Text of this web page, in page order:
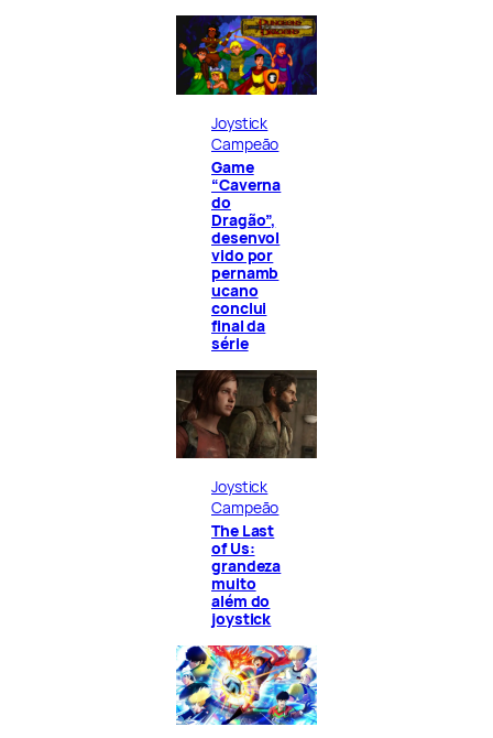
Joystick
Campeão
Game
“Caverna
do
Dragão”,
desenvol
vido por
pernamb
ucano
conclui
final da
série
Joystick
Campeão
The Last
of Us:
grandeza
muito
além do
joystick